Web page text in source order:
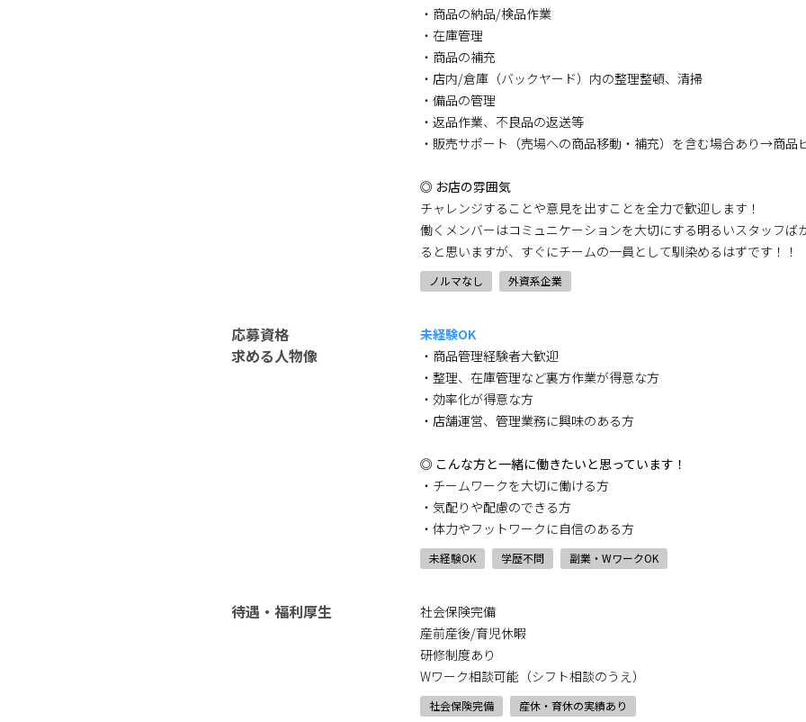
・商品の納品/検品作業
・在庫管理
・商品の補充
・店内/倉庫（バックヤード）内の整理整頓、清掃
・備品の管理
・返品作業、不良品の返送等
・販売サポート（売場への商品移動・補充）を含む場合あり→商品
◎ お店の雰囲気
チャレンジすることや意見を出すことを全力で歓迎します！
働くメンバーはコミュニケーションを大切にする明るいスタッフば
ると思いますが、すぐにチームの一員として馴染めるはずです！！
ノルマなし 外資系企業
応募資格
求める人物像
未経験OK
・商品管理経験者大歓迎
・整理、在庫管理など裏方作業が得意な方
・効率化が得意な方
・店舗運営、管理業務に興味のある方
◎ こんな方と一緒に働きたいと思っています！
・チームワークを大切に働ける方
・気配りや配慮のできる方
・体力やフットワークに自信のある方
未経験OK 学歴不問 副業・WワークOK
待遇・福利厚生
社会保険完備
産前産後/育児休暇
研修制度あり
Wワーク相談可能（シフト相談のうえ）
社会保険完備 産休・育休の実績あり